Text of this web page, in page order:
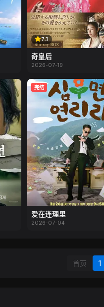
7.3
奇皇后
2026-07-19
完结
爱在连理里
2026-07-04
首页 1